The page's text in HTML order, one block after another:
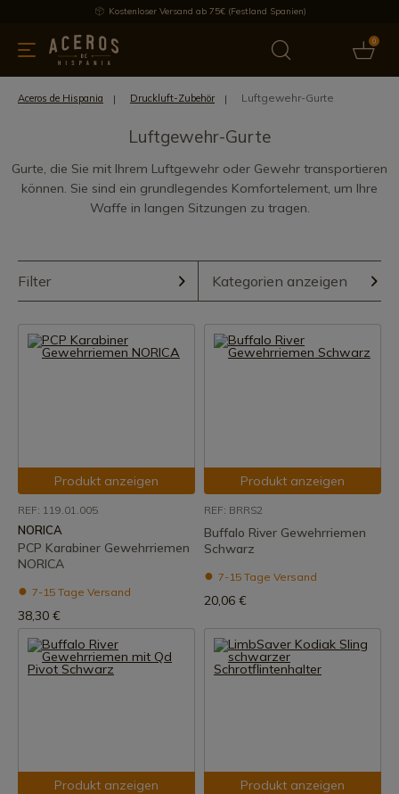
Kostenloser Versand ab 75€ (Festland Spanien)
0
Bietet Aktuelles Bestseller
Aceros de Hispania Druckluft-Zubehör Luftgewehr-Gurte
Luftgewehr-Gurte
Gurte, die Sie mit Ihrem Luftgewehr oder Gewehr transportieren
können. Sie sind ein grundlegendes Komfortelement, um Ihre
Waffe in langen Sitzungen zu tragen.
Filter Kategorien anzeigen
Produkt anzeigen
REF: 119.01.005
NORICA
PCP Karabiner Gewehrriemen
NORICA
7-15 Tage Versand
38,30 €
Produkt anzeigen
REF: BRRS2
Buffalo River Gewehrriemen
Schwarz
7-15 Tage Versand
20,06 €
Produkt anzeigen Produkt anzeigen